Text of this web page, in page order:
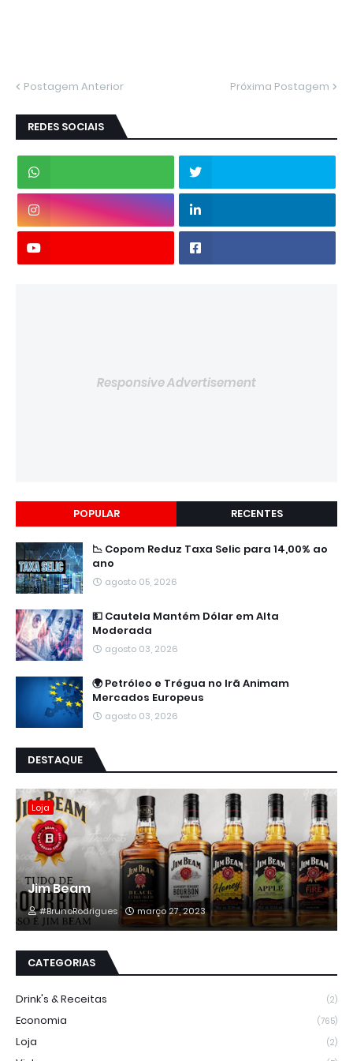
Postagem Anterior Próxima Postagem
REDES SOCIAIS
Responsive Advertisement
POPULAR RECENTES
📉 Copom Reduz Taxa Selic para 14,00% ao
ano
agosto 05, 2026
💵 Cautela Mantém Dólar em Alta
Moderada
agosto 03, 2026
🌍 Petróleo e Trégua no Irã Animam
Mercados Europeus
agosto 03, 2026
DESTAQUE
Loja
Jim Beam
#BrunoRodrigues março 27, 2023
CATEGORIAS
Drink's & Receitas (2)
Economia (765)
Loja (2)